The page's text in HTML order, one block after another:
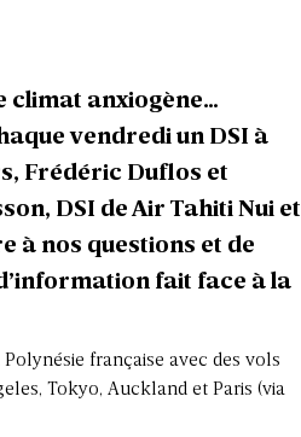
climat anxiogène…
vendredi un DSI à
Frédéric Duflos et
DSI de Air Tahiti Nui et
à nos questions et de
fait face à la
française avec des vols
Tokyo, Auckland et Paris (via